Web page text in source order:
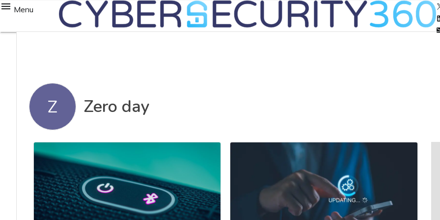
Menu
Z Zero day